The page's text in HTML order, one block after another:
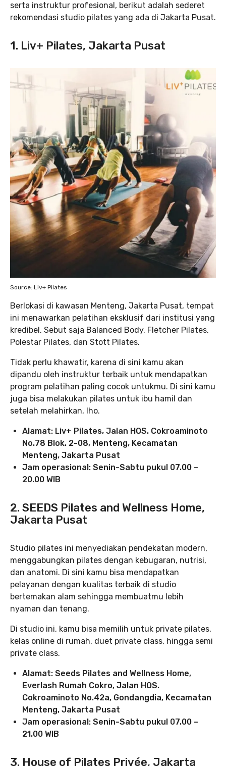
serta instruktur profesional, berikut adalah sederet
rekomendasi studio pilates yang ada di Jakarta Pusat.
1. Liv+ Pilates, Jakarta Pusat
Source: Liv+ Pilates
Berlokasi di kawasan Menteng, Jakarta Pusat, tempat
ini menawarkan pelatihan eksklusif dari institusi yang
kredibel. Sebut saja Balanced Body, Fletcher Pilates,
Polestar Pilates, dan Stott Pilates.
Tidak perlu khawatir, karena di sini kamu akan
dipandu oleh instruktur terbaik untuk mendapatkan
program pelatihan paling cocok untukmu. Di sini kamu
juga bisa melakukan pilates untuk ibu hamil dan
setelah melahirkan, lho.
Alamat: Liv+ Pilates, Jalan HOS. Cokroaminoto
No.78 Blok. 2-08, Menteng, Kecamatan
Menteng, Jakarta Pusat
Jam operasional: Senin-Sabtu pukul 07.00 –
20.00 WIB
2. SEEDS Pilates and Wellness Home,
Jakarta Pusat
Studio pilates ini menyediakan pendekatan modern,
menggabungkan pilates dengan kebugaran, nutrisi,
dan anatomi. Di sini kamu bisa mendapatkan
pelayanan dengan kualitas terbaik di studio
bertemakan alam sehingga membuatmu lebih
nyaman dan tenang.
Di studio ini, kamu bisa memilih untuk private pilates,
kelas online di rumah, duet private class, hingga semi
private class.
Alamat: Seeds Pilates and Wellness Home,
Everlash Rumah Cokro, Jalan HOS.
Cokroaminoto No.42a, Gondangdia, Kecamatan
Menteng, Jakarta Pusat
Jam operasional: Senin-Sabtu pukul 07.00 –
21.00 WIB
3. House of Pilates Privée, Jakarta